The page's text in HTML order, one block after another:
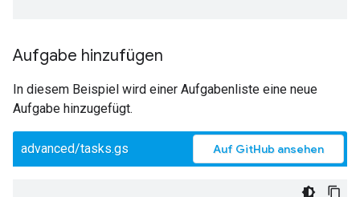
Aufgabe hinzufügen
In diesem Beispiel wird einer Aufgabenliste eine neue
Aufgabe hinzugefügt.
advanced/tasks.gs Auf GitHub ansehen